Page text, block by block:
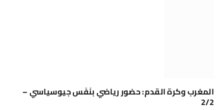
المغرب وكرة القدم: حضور رياضي بنَفَس جيوسياسي –
2/2